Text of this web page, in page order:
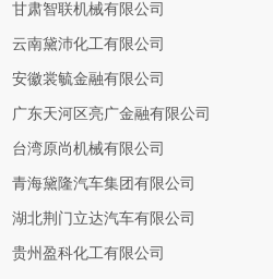
甘肃智联机械有限公司
云南黛沛化工有限公司
安徽裳毓金融有限公司
广东天河区亮广金融有限公司
台湾原尚机械有限公司
青海黛隆汽车集团有限公司
湖北荆门立达汽车有限公司
贵州盈科化工有限公司